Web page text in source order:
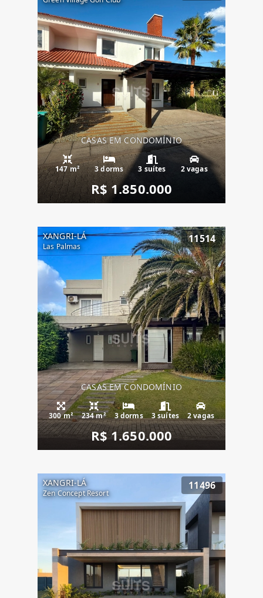
CASAS EM CONDOMÍNIO
147 m² 3 dorms 3 suítes 2 vagas
R$ 1.850.000
XANGRI-LÁ
Las Palmas
11514
CASAS EM CONDOMÍNIO
300 m² 234 m² 3 dorms 3 suítes 2 vagas
R$ 1.650.000
XANGRI-LÁ
Zen Concept Resort
11496